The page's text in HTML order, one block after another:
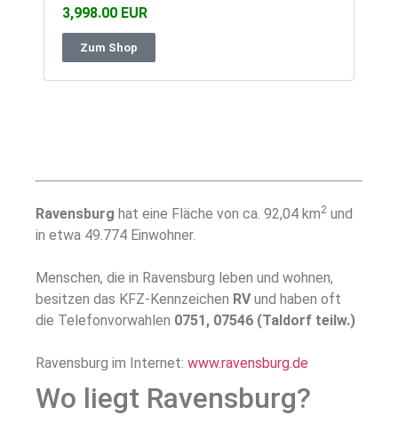
3,998.00 EUR
Zum Shop
Ravensburg hat eine Fläche von ca. 92,04 km2 und
in etwa 49.774 Einwohner.
Menschen, die in Ravensburg leben und wohnen,
besitzen das KFZ-Kennzeichen RVund haben oft
die Telefonvorwahlen 0751, 07546 (Taldorf teilw.)
Ravensburg im Internet: www.ravensburg.de
Wo liegt Ravensburg?